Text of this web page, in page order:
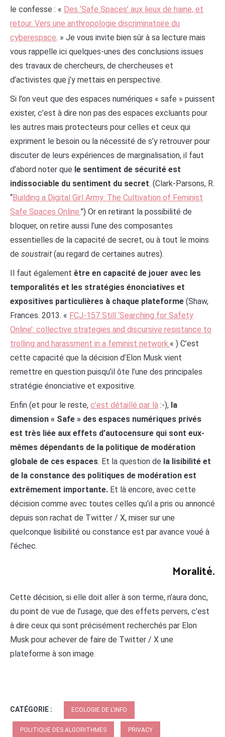
le confesse : « Des ‘Safe Spaces’ aux lieux de haine, et
retour. Vers une anthropologie discriminatoire du
cyberespace. » Je vous invite bien sûr à sa lecture mais
vous rappelle ici quelques-unes des conclusions issues
des travaux de chercheurs, de chercheuses et
d’activistes que j’y mettais en perspective.
Si l’on veut que des espaces numériques « safe » puissent
exister, c’est à dire non pas des espaces excluants pour
les autres mais protecteurs pour celles et ceux qui
expriment le besoin ou la nécessité de s’y retrouver pour
discuter de leurs expériences de marginalisation, il faut
d’abord noter que le sentiment de sécurité est
indissociable du sentiment du secret. (Clark-Parsons, R.
“Building a Digital Girl Army: The Cultivation of Feminist
Safe Spaces Online.”) Or en retirant la possibilité de
bloquer, on retire aussi l’une des composantes
essentielles de la capacité de secret, ou à tout le moins
de soustrait (au regard de certaines autres).
Il faut également être en capacité de jouer avec les
temporalités et les stratégies énonciatives et
expositives particulières à chaque plateforme (Shaw,
Frances. 2013. « FCJ-157 Still ‘Searching for Safety
Online’: collective strategies and discursive resistance to
trolling and harassment in a feminist network.« ) C’est
cette capacité que la décision d’Elon Musk vient
remettre en question puisqu’il ôte l’une des principales
stratégie énonciative et expositive.
Enfin (et pour le reste, c’est détaillé par là :-), la
dimension « Safe » des espaces numériques privés
est très liée aux effets d’autocensure qui sont eux-
mêmes dépendants de la politique de modération
globale de ces espaces. Et la question de la lisibilité et
de la constance des politiques de modération est
extrêmement importante. Et là encore, avec cette
décision comme avec toutes celles qu’il a pris ou annoncé
depuis son rachat de Twitter / X, miser sur une
quelconque lisibilité ou constance est par avance voué à
l’échec.
Moralité.
Cette décision, si elle doit aller à son terme, n’aura donc,
du point de vue de l’usage, que des effets pervers, c’est
à dire ceux qui sont précisément recherchés par Elon
Musk pour achever de faire de Twitter / X une
plateforme à son image.
CATÉGORIE : ECOLOGIE DE L'INFO
POLITIQUE DES ALGORITHMES PRIVACY